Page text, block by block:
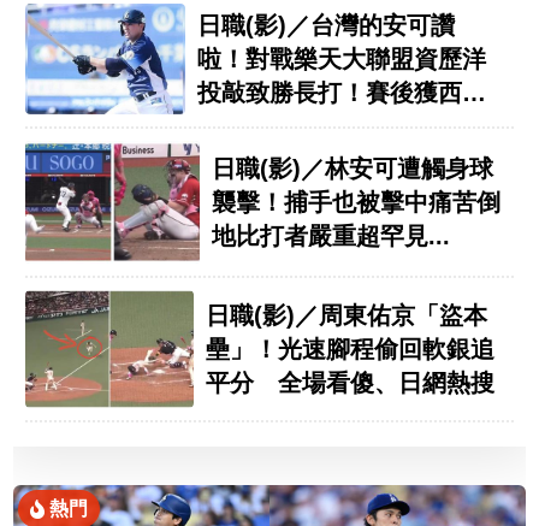
日職(影)／台灣的安可讚
啦！對戰樂天大聯盟資歷洋
投敲致勝長打！賽後獲西武
日職(影)／林安可遭觸身球
襲擊！捕手也被擊中痛苦倒
地比打者嚴重超罕見...
日職(影)／周東佑京「盜本
壘」！光速腳程偷回軟銀追
平分 全場看傻、日網熱搜
熱門